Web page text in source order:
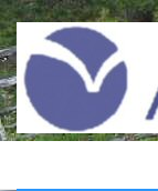
Hyppää
pääsisältöön